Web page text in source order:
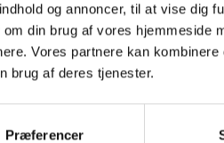
og annoncer, til at vise dig
din brug af vores hjemmeside
Vores partnere kan
brug af deres tjenester.
Præferencer
fik forældrene
og han blev henvist til